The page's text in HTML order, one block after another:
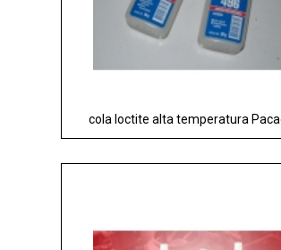
cola loctite alta temperatura